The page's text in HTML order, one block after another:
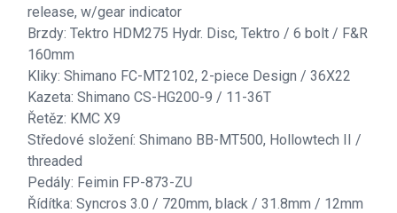
release, w/gear indicator
Brzdy: Tektro HDM275 Hydr. Disc, Tektro / 6 bolt / F&R
160mm
Kliky: Shimano FC-MT2102, 2-piece Design / 36X22
Kazeta: Shimano CS-HG200-9 / 11-36T
Řetěz: KMC X9
Středové složení: Shimano BB-MT500, Hollowtech II /
threaded
Pedály: Feimin FP-873-ZU
Řídítka: Syncros 3.0 / 720mm, black / 31.8mm / 12mm